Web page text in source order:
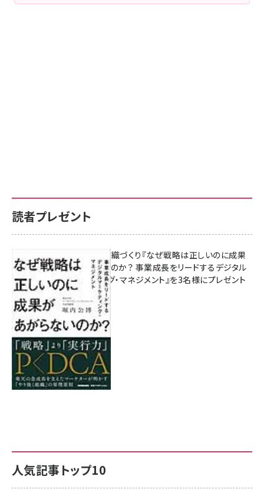
人気記事トップ10
読者プレゼント
成果を生む組織づくり『なぜ戦略は正しいのに成果
があがらないのか？ 事業成長をリードするデジタル
マーケティング・マネジメント』を3名様にプレゼント
8月7日 10:00